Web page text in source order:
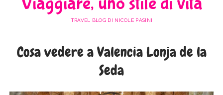
MEDIA KIT
BOLOGNA
FORLÌ-CESENA
MODENA
apri
menu
LAZIO
LOMBARDIA
AUSTRIA
BULGARIA
AFRICA apri
EGITTO
ASIA apri
TRAVEL BLOG DI NICOLE PASINI
Cosa vedere a Valencia Lonja de la
Seda